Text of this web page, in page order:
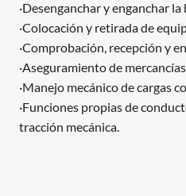
·Desenganchar y enganchar
·Colocación y retirada de
·Comprobación, recepción y
·Aseguramiento de
·Manejo mecánico de cargas
·Funciones propias de
tracción mecánica.